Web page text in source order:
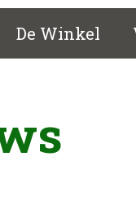
De Winkel